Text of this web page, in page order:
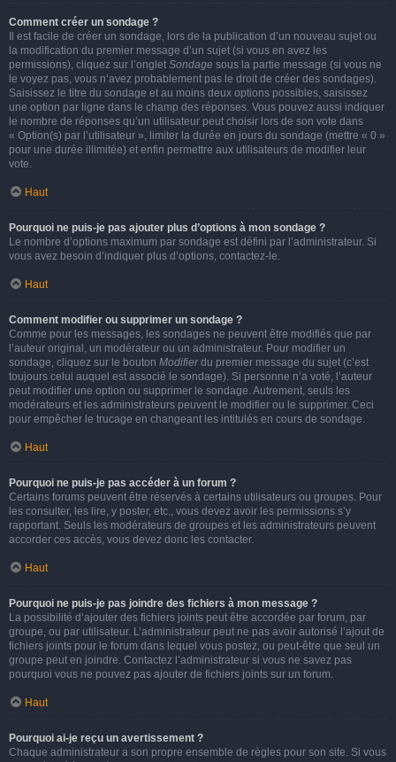
Comment créer un sondage ?
Il est facile de créer un sondage, lors de la publication d’un nouveau sujet ou
la modification du premier message d’un sujet (si vous en avez les
permissions), cliquez sur l’onglet Sondage sous la partie message (si vous ne
le voyez pas, vous n’avez probablement pas le droit de créer des sondages).
Saisissez le titre du sondage et au moins deux options possibles, saisissez
une option par ligne dans le champ des réponses. Vous pouvez aussi indiquer
le nombre de réponses qu’un utilisateur peut choisir lors de son vote dans
« Option(s) par l’utilisateur », limiter la durée en jours du sondage (mettre « 0 »
pour une durée illimitée) et enfin permettre aux utilisateurs de modifier leur
vote.
Haut
Pourquoi ne puis-je pas ajouter plus d’options à mon sondage ?
Le nombre d’options maximum par sondage est défini par l’administrateur. Si
vous avez besoin d’indiquer plus d’options, contactez-le.
Haut
Comment modifier ou supprimer un sondage ?
Comme pour les messages, les sondages ne peuvent être modifiés que par
l’auteur original, un modérateur ou un administrateur. Pour modifier un
sondage, cliquez sur le bouton Modifierdu premier message du sujet (c’est
toujours celui auquel est associé le sondage). Si personne n’a voté, l’auteur
peut modifier une option ou supprimer le sondage. Autrement, seuls les
modérateurs et les administrateurs peuvent le modifier ou le supprimer. Ceci
pour empêcher le trucage en changeant les intitulés en cours de sondage.
Haut
Pourquoi ne puis-je pas accéder à un forum ?
Certains forums peuvent être réservés à certains utilisateurs ou groupes. Pour
les consulter, les lire, y poster, etc., vous devez avoir les permissions s’y
rapportant. Seuls les modérateurs de groupes et les administrateurs peuvent
accorder ces accès, vous devez donc les contacter.
Haut
Pourquoi ne puis-je pas joindre des fichiers à mon message ?
La possibilité d’ajouter des fichiers joints peut être accordée par forum, par
groupe, ou par utilisateur. L’administrateur peut ne pas avoir autorisé l’ajout de
fichiers joints pour le forum dans lequel vous postez, ou peut-être que seul un
groupe peut en joindre. Contactez l’administrateur si vous ne savez pas
pourquoi vous ne pouvez pas ajouter de fichiers joints sur un forum.
Haut
Pourquoi ai-je reçu un avertissement ?
Chaque administrateur a son propre ensemble de règles pour son site. Si vous